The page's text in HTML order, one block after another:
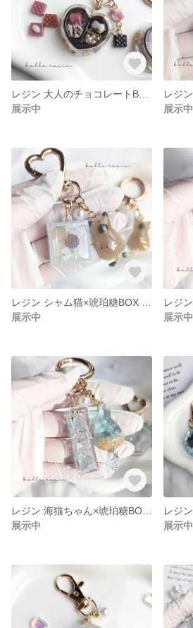
展示中
展示中
展示中
展示中
展示中
展示中